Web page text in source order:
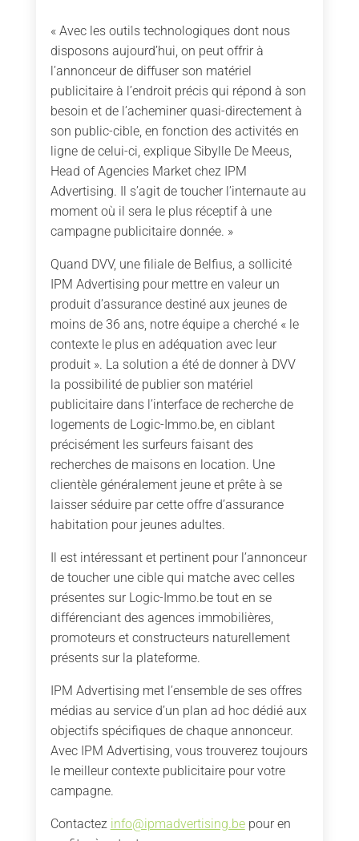
« Avec les outils technologiques dont nous
disposons aujourd’hui, on peut offrir à
l’annonceur de diffuser son matériel
publicitaire à l’endroit précis qui répond à son
besoin et de l’acheminer quasi-directement à
son public-cible, en fonction des activités en
ligne de celui-ci, explique Sibylle De Meeus,
Head of Agencies Market chez IPM
Advertising. Il s’agit de toucher l’internaute au
moment où il sera le plus réceptif à une
campagne publicitaire donnée. »
Quand DVV, une filiale de Belfius, a sollicité
IPM Advertising pour mettre en valeur un
produit d’assurance destiné aux jeunes de
moins de 36 ans, notre équipe a cherché « le
contexte le plus en adéquation avec leur
produit ». La solution a été de donner à DVV
la possibilité de publier son matériel
publicitaire dans l’interface de recherche de
logements de Logic-Immo.be, en ciblant
précisément les surfeurs faisant des
recherches de maisons en location. Une
clientèle généralement jeune et prête à se
laisser séduire par cette offre d’assurance
habitation pour jeunes adultes.
Il est intéressant et pertinent pour l’annonceur
de toucher une cible qui matche avec celles
présentes sur Logic-Immo.be tout en se
différenciant des agences immobilières,
promoteurs et constructeurs naturellement
présents sur la plateforme.
IPM Advertising met l’ensemble de ses offres
médias au service d’un plan ad hoc dédié aux
objectifs spécifiques de chaque annonceur.
Avec IPM Advertising, vous trouverez toujours
le meilleur contexte publicitaire pour votre
campagne.
Contactez info@ipmadvertising.bepour en